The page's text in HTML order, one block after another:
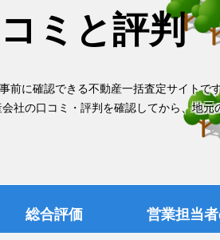
ミと評判
前に確認できる不動産一括査定サイトで
社の口コミ・評判を確認してから、地元
総合評価 営業担当